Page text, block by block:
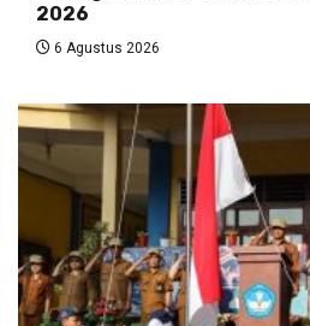
2026
6 Agustus 2026